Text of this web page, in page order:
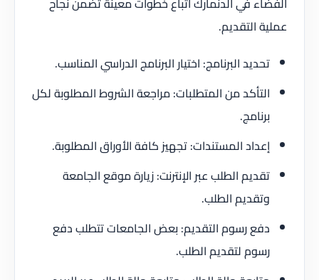
عملية التقديم.
تحديد البرنامج: اختيار البرنامج الدراسي المناسب.
التأكد من المتطلبات: مراجعة الشروط المطلوبة لكل
برنامج.
إعداد المستندات: تجهيز كافة الأوراق المطلوبة.
تقديم الطلب عبر الإنترنت: زيارة موقع الجامعة
وتقديم الطلب.
دفع رسوم التقديم: بعض الجامعات تتطلب دفع
رسوم لتقديم الطلب.